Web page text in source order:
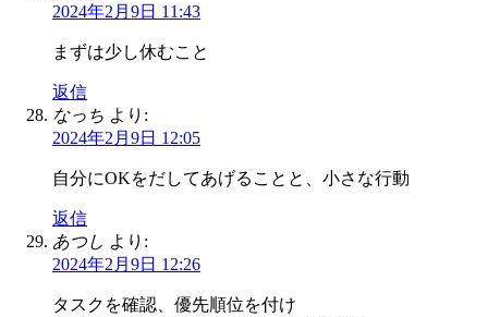
2024年2月9日 11:43
まずは少し休むこと
返信
なっち より:
2024年2月9日 12:05
自分にOKをだしてあげることと、小さな行動
返信
あつし より:
2024年2月9日 12:26
タスクを確認、優先順位を付け